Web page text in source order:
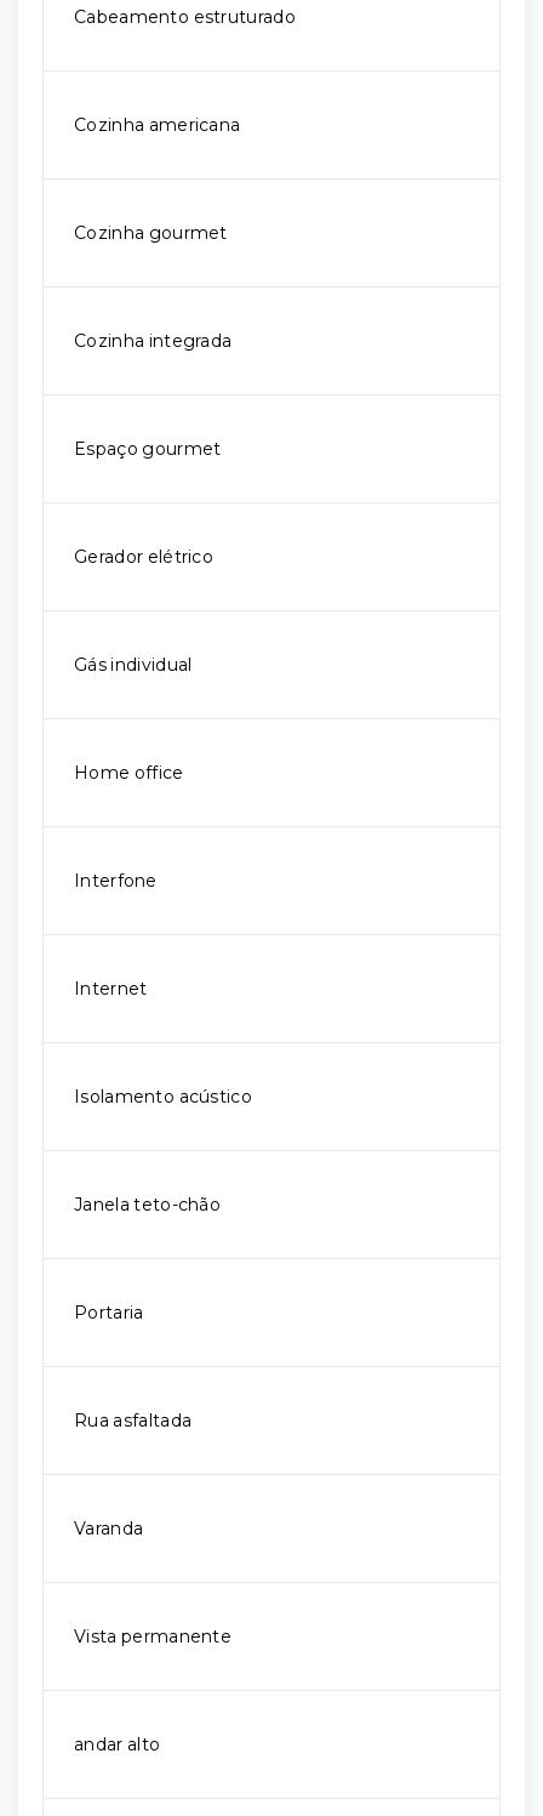
Cabeamento estruturado
Cozinha americana
Cozinha gourmet
Cozinha integrada
Espaço gourmet
Gerador elétrico
Gás individual
Home office
Interfone
Internet
Isolamento acústico
Janela teto-chão
Portaria
Rua asfaltada
Varanda
Vista permanente
andar alto